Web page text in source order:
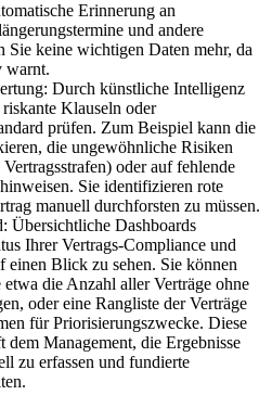
Erinnerung an
und andere
Sie keine wichtigen Daten mehr, da
warnt.
Durch künstliche Intelligenz
Klauseln oder
prüfen. Zum Beispiel kann die
die ungewöhnliche Risiken
oder auf fehlende
Sie identifizieren rote
manuell durchforsten zu müssen.
Übersichtliche Dashboards
Ihrer Vertrags-Compliance und
einen Blick zu sehen. Sie können
die Anzahl aller Verträge ohne
oder eine Rangliste der Verträge
für Priorisierungszwecke. Diese
Management, die Ergebnisse
zu erfassen und fundierte